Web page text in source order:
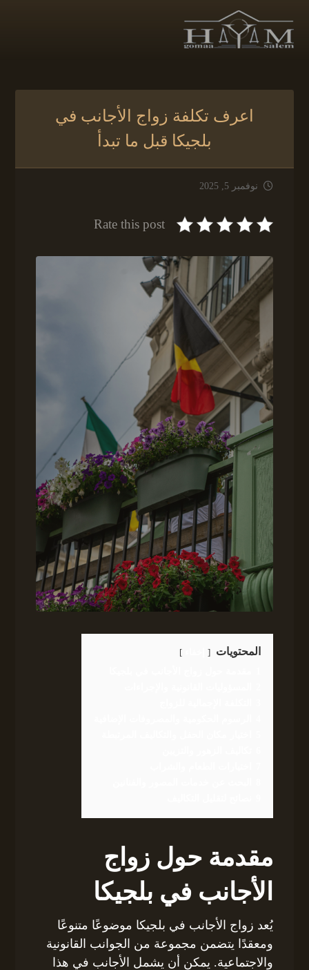
اعرف تكلفة زواج الأجانب في
بلجيكا قبل ما تبدأ
نوفمبر 5, 2025
Rate this post
المحتويات
مقدمة حول زواج
الأجانب في بلجيكا
يُعد زواج الأجانب في بلجيكا موضوعًا متنوعًا
ومعقدًا يتضمن مجموعة من الجوانب القانونية
والاجتماعية. يمكن أن يشمل الأجانب في هذا